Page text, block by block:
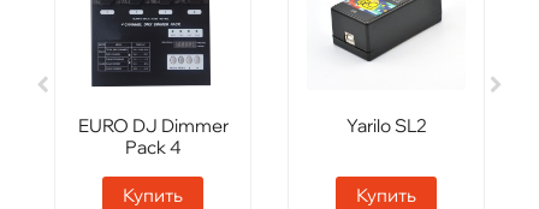
EURO DJ Dimmer
Pack 4
Купить
Yarilo SL2
Купить